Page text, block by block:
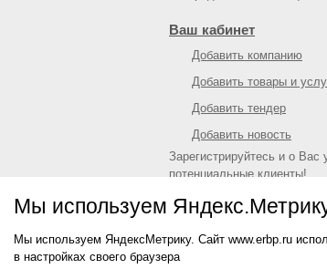
Мы используем
Мы используем ЯндексМетрику. Сайт www.erbp.ru
в настройках своего браузера
Ваш кабинет
Добавить компанию
Добавить товары и
Добавить тендер
Добавить новость
Зарегистрируйтесь и о Вас
потенциальные клиенты!
© 2009—2026Единый
О портале